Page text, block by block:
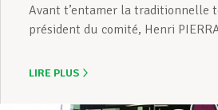
Avant t’entamer la traditionnelle
président du comité, Henri
LIRE PLUS